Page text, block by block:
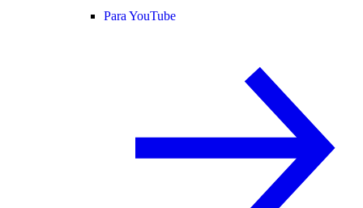
Para YouTube